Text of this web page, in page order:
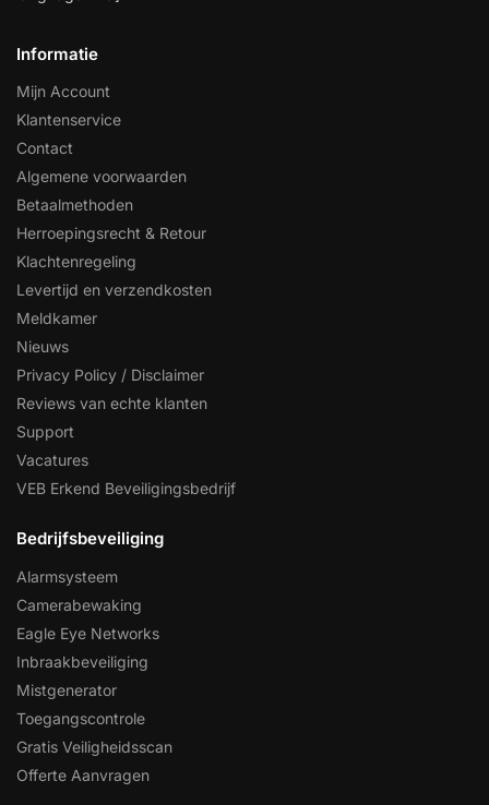
Informatie
Mijn Account
Klantenservice
Contact
Algemene voorwaarden
Betaalmethoden
Herroepingsrecht & Retour
Klachtenregeling
Levertijd en verzendkosten
Meldkamer
Nieuws
Privacy Policy / Disclaimer
Reviews van echte klanten
Support
Vacatures
VEB Erkend Beveiligingsbedrijf
Bedrijfsbeveiliging
Alarmsysteem
Camerabewaking
Eagle Eye Networks
Inbraakbeveiliging
Mistgenerator
Toegangscontrole
Gratis Veiligheidsscan
Offerte Aanvragen